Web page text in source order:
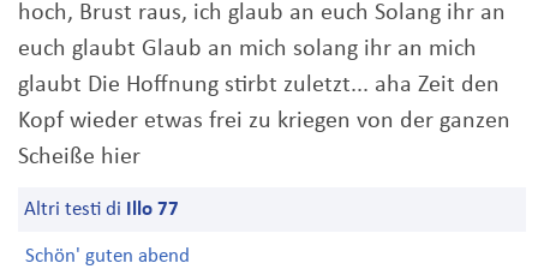
hoch, Brust raus, ich glaub an euch Solang ihr an
euch glaubt Glaub an mich solang ihr an mich
glaubt Die Hoffnung stirbt zuletzt... aha Zeit den
Kopf wieder etwas frei zu kriegen von der ganzen
Scheiße hier
Altri testi di Illo 77
Schön' guten abend